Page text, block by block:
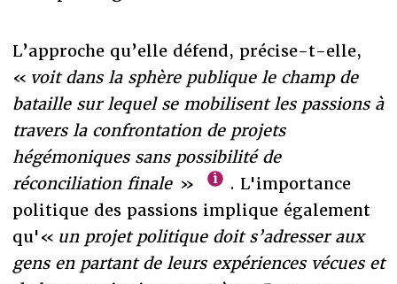
L’approche qu’elle défend, précise-t-elle,
« voit dans la sphère publique le champ de
bataille sur lequel se mobilisent les passions à
travers la confrontation de projets
hégémoniques sans possibilité de
réconciliation finale »
. L'importance
politique des passions implique également
qu'« un projet politique doit s’adresser aux
gens en partant de leurs expériences vécues et